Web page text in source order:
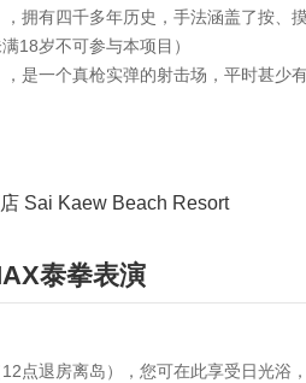
拥有四千多年历史，手法涵盖了按、
18岁不可参与本项目）
是一个真枪实弹的射击场，平时甚少
Sai Kaew Beach Resort
泰拳表演
点退房离岛），您可在此享受日光浴